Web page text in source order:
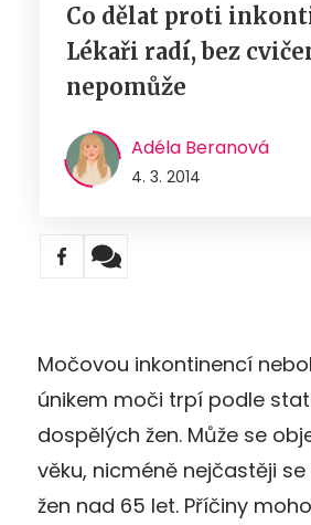
Co dělat proti
Lékaři radí, bez
nepomůže
Adéla Beranová
4. 3. 2014
Močovou inkontinencí
únikem moči trpí podle
dospělých žen. Může se
věku, nicméně nejčastěji
žen nad 65 let. Příčiny